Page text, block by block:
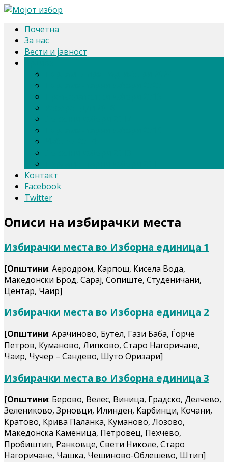
Почетна
За нас
Вести и јавност
Контакт
Facebook
Twitter
Описи на избирачки места
Избирачки места во Изборна единица 1
[Општини: Аеродром, Карпош, Кисела Вода,
Македонски Брод, Сарај, Сопиште, Студеничани,
Центар, Чаир]
Избирачки места во Изборна единица 2
[Општини: Арачиново, Бутел, Гази Баба, Ѓорче
Петров, Куманово, Липково, Старо Нагоричане,
Чаир, Чучер – Сандево, Шуто Оризари]
Избирачки места во Изборна единица 3
[Општини: Берово, Велес, Виница, Градско, Делчево,
Зелениково, Зрновци, Илинден, Карбинци, Кочани,
Кратово, Крива Паланка, Куманово, Лозово,
Македонска Каменица, Петровец, Пехчево,
Пробиштип, Ранковце, Свети Николе, Старо
Нагоричане, Чашка, Чешиново-Облешево, Штип]